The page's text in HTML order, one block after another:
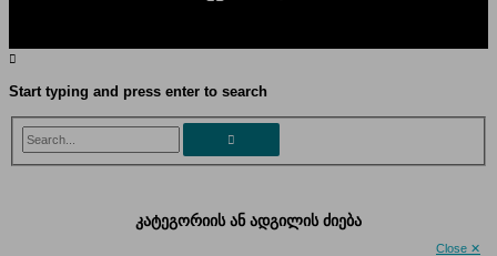
Start typing and press enter to search
Search...
Close ✕
კატეგორიის ან ადგილის ძიება